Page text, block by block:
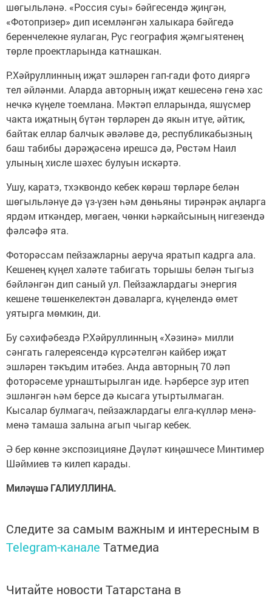
шөгыльләнә. «Россия суы» бәйгесендә җиңгән,
«Фотопризер» дип исемләнгән халыкара бәйгедә
беренчелекне яулаган, Рус география җәмгыятенең
төрле проектларында катнашкан.
Р.Хәйруллинның иҗат эшләрен гап-гади фото дияргә
тел әйләнми. Аларда авторның иҗат кешесенә генә хас
нечкә күңеле тоемлана. Мәктәп елларында, яшүсмер
чакта иҗатның бүтән төрләрен дә якын итүе, әйтик,
байтак еллар балчык әвәләве дә, республикабызның
баш табибы дәрәҗәсенә ирешсә дә, Рөстәм Наил
улының хисле шәхес булуын искәртә.
Ушу, каратэ, тхэквондо кебек көрәш төрләре белән
шөгыльләнүе дә үз-үзен һәм дөнья­ны тирәнрәк аңларга
ярдәм иткәндер, мөгаен, чөнки һәркайсының нигезендә
фәлсәфә ята.
Фоторәссам пейзажларны аеруча яратып кадрга ала.
Кешенең күңел халәте табигать торышы белән тыгыз
бәйләнгән дип саный ул. Пейзажлардагы энергия
кешене төшенкелектән дәваларга, күңелендә өмет
уятырга мөмкин, ди.
Бу сәхифәбездә Р.Хәйруллинның «Хәзинә» милли
сәнгать галереясендә күрсәтелгән кайбер иҗат
эшләрен тәкъдим итәбез. Анда авторның 70 ләп
фоторәсеме урнаштырылган иде. Һәрберсе зур итеп
эшләнгән һәм берсе дә кысага утыртылмаган.
Кысалар булмагач, пейзажлардагы елга-күлләр менә-
менә тамаша залына агып чыгар кебек.
Ә бер көнне экспозицияне Дәүләт киңәшчесе Минтимер
Шәймиев тә килеп карады.
Миләүшә ГАЛИУЛЛИНА.
Следите за самым важным и интересным в
Telegram-канале Татмедиа
Читайте новости Татарстана в